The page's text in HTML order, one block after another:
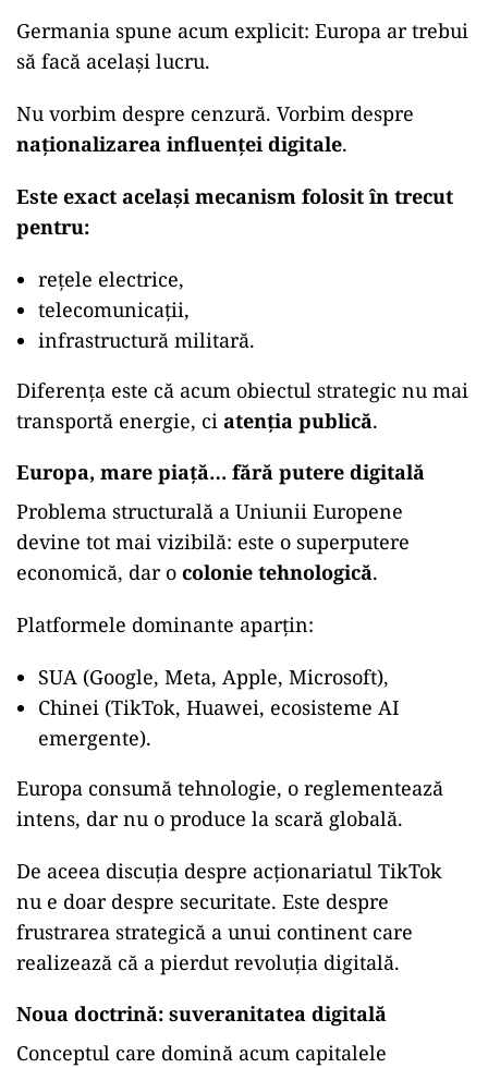
Germania spune acum explicit: Europa ar trebui
să facă același lucru.
Nu vorbim despre cenzură. Vorbim despre
naționalizarea influenței digitale.
Este exact același mecanism folosit în trecut
pentru:
rețele electrice,
telecomunicații,
infrastructură militară.
Diferența este că acum obiectul strategic nu mai
transportă energie, ci atenția publică.
Europa, mare piață… fără putere digitală
Problema structurală a Uniunii Europene
devine tot mai vizibilă: este o superputere
economică, dar o colonie tehnologică.
Platformele dominante aparțin:
SUA (Google, Meta, Apple, Microsoft),
Chinei (TikTok, Huawei, ecosisteme AI
emergente).
Europa consumă tehnologie, o reglementează
intens, dar nu o produce la scară globală.
De aceea discuția despre acționariatul TikTok
nu e doar despre securitate. Este despre
frustrarea strategică a unui continent care
realizează că a pierdut revoluția digitală.
Noua doctrină: suveranitatea digitală
Conceptul care domină acum capitalele